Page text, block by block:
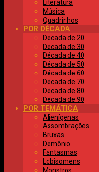
Literatura
Música
Quadrinhos
POR DÉCADA
Década de 20
Década de 30
Década de 40
Década de 50
Década de 60
Década de 70
Década de 80
Década de 90
POR TEMÁTICA
Alienígenas
Assombrações
Bruxas
Demônio
Fantasmas
Lobisomens
Monstros